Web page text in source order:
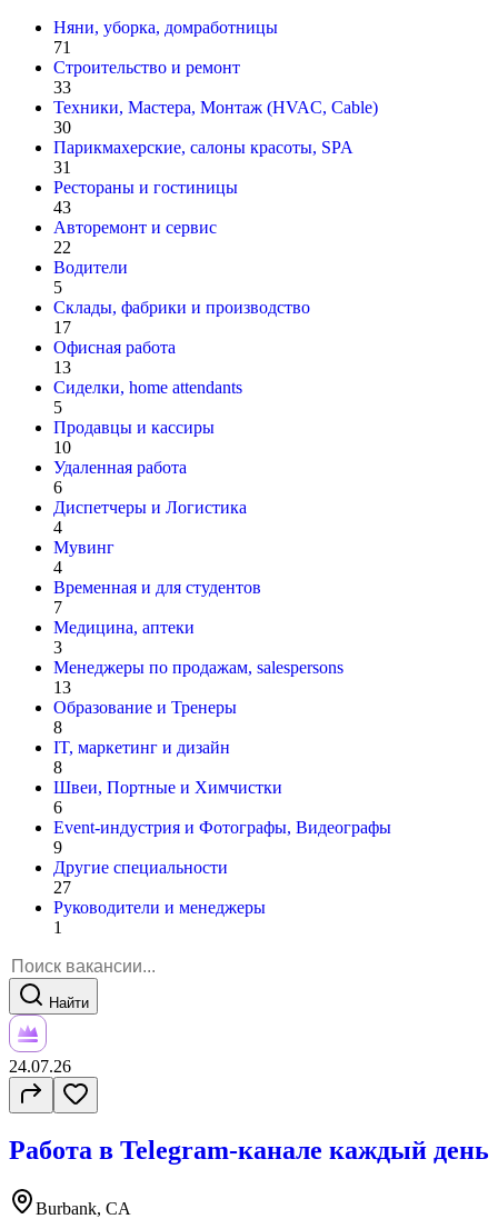
Няни, уборка, домработницы
71
Строительство и ремонт
33
Техники, Мастера, Монтаж (HVAC, Cable)
30
Парикмахерские, салоны красоты, SPA
31
Рестораны и гостиницы
43
Авторемонт и cервис
22
Водители
5
Склады, фабрики и производство
17
Офисная работа
13
Сиделки, home attendants
5
Продавцы и кассиры
10
Удаленная работа
6
Диспетчеры и Логистика
4
Мувинг
4
Временная и для студентов
7
Медицина, аптеки
3
Менеджеры по продажам, salespersons
13
Образование и Тренеры
8
IT, маркетинг и дизайн
8
Швеи, Портные и Химчистки
6
Event-индустрия и Фотографы, Видеографы
9
Другие специальности
27
Руководители и менеджеры
1
Найти
24.07.26
Работа в Telegram-канале каждый день
Burbank, CA